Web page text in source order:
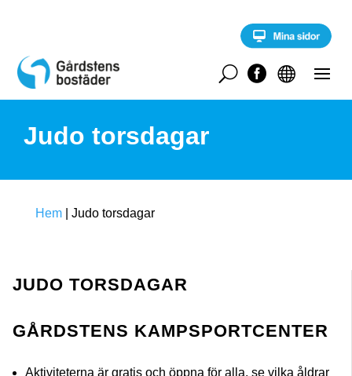
c
n


U
Judo torsdagar
Hem Judo torsdagar
JUDO TORSDAGAR
GÅRDSTENS KAMPSPORTCENTER
Aktiviteterna är gratis och öppna för alla, se vilka åldrar